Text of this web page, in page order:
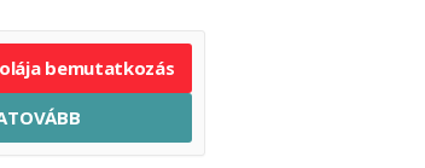
bemutatkozás